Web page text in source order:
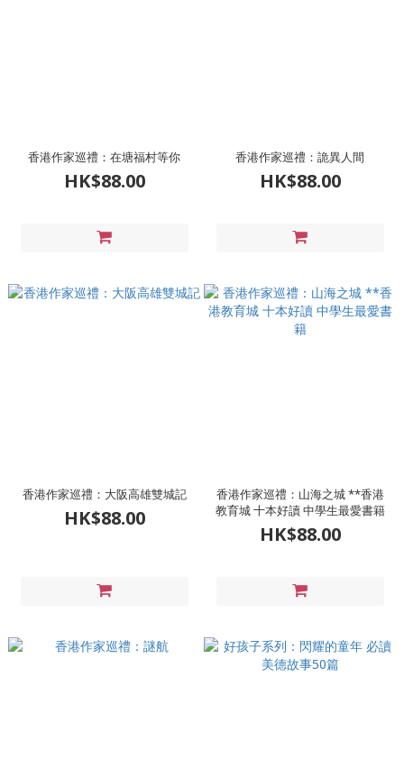
香港作家巡禮：在塘福村等你
HK$88.00
香港作家巡禮：詭異人間
HK$88.00
香港作家巡禮：大阪高雄雙城記
HK$88.00
香港作家巡禮：山海之城 **香港
教育城 十本好讀 中學生最愛書籍
HK$88.00